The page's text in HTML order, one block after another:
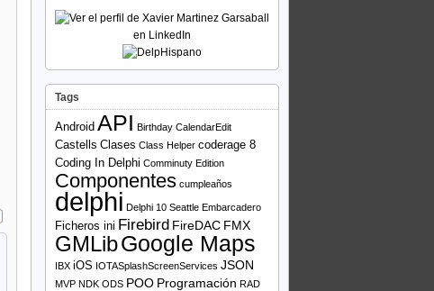
Tags
Android API Birthday CalendarEdit
Castells Clases Class Helper coderage 8
Coding In Delphi Comminuty Edition
Componentes cumpleaños
delphi Delphi 10 Seattle Embarcadero
Ficheros ini Firebird FireDAC FMX
GMLibGoogle Maps
IBX iOS IOTASplashScreenServices JSON
MVP NDK ODS POO Programación RAD